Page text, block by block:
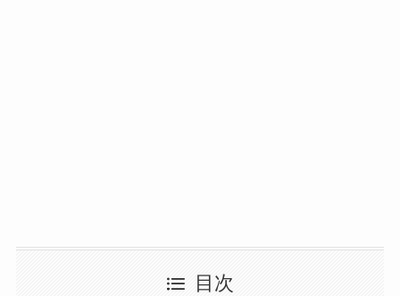
目次